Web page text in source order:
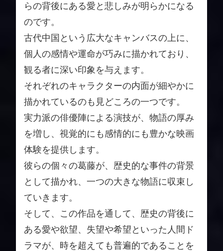
らの背後にある愛と悲しみが明らかになる
のです。
古代中国という広大なキャンバスの上に、
個人の感情や運命が巧みに描かれており、
観る者に深い印象を与えます。
それぞれのキャラクターの内面が細やかに
描かれているのも見どころの一つです。
実力派の俳優陣による演技が、物語の厚み
を増し、視覚的にも感情的にも豊かな映画
体験を提供します。
彼らの個々の葛藤が、歴史的な事件の背景
として描かれ、一つの大きな物語に収束し
ていきます。
そして、この作品を通して、歴史の背後に
ある愛や欲望、失望や希望といった人間ド
ラマが、時を超えても普遍的であることを